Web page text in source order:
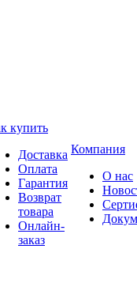
купить
Доставка
Оплата
Гарантия
Возврат
товара
Онлайн-
заказ
Компания
О нас